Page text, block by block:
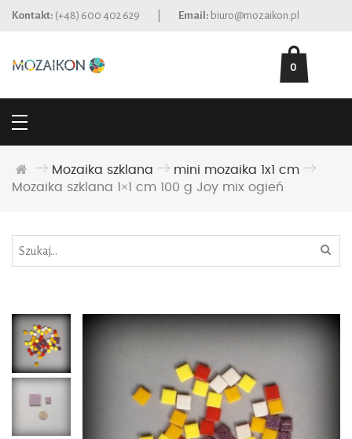
Kontakt: (+48) 600 402 629 Email: biuro@mozaikon.pl
0
Mozaika szklana
mini mozaika 1x1 cm
Mozaika szklana 1×1 cm 100 g Joy mix ogień